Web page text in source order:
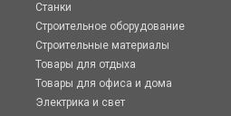
Станки
Строительное оборудование
Строительные материалы
Товары для отдыха
Товары для офиса и дома
Электрика и свет